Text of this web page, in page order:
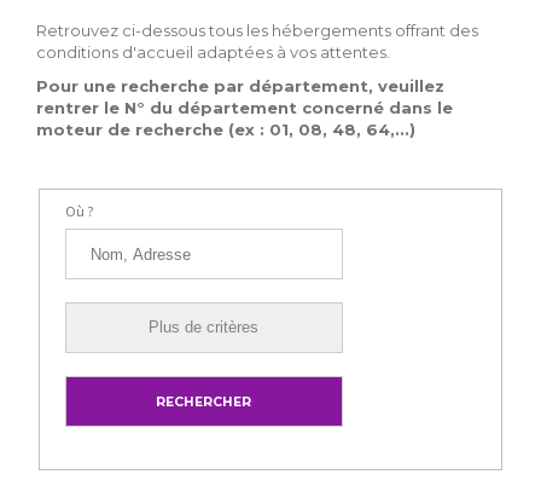
Retrouvez ci-dessous tous les hébergements offrant des
conditions d'accueil adaptées à vos attentes.
Pour une recherche par département, veuillez
rentrer le N° du département concerné dans le
moteur de recherche (ex : 01, 08, 48, 64,...)
Où ?